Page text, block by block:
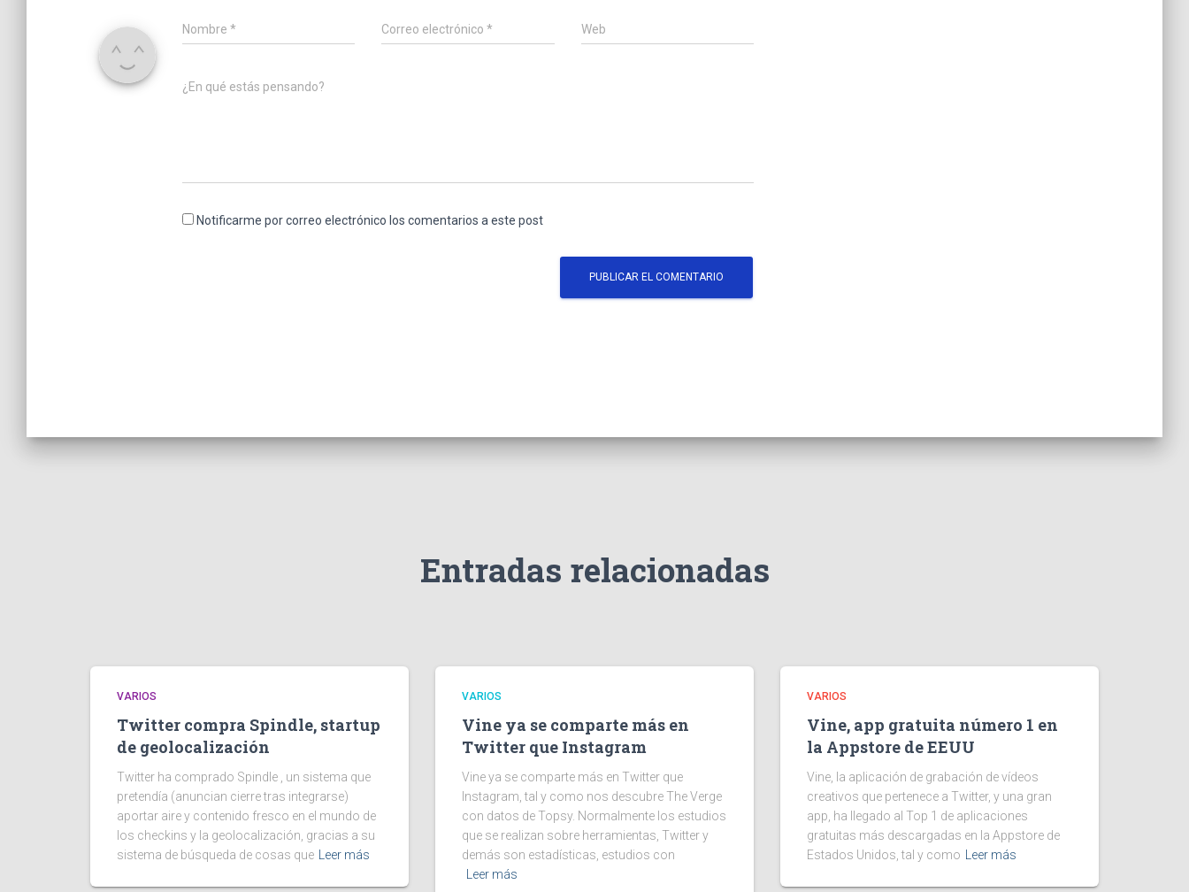
Nombre * Correo electrónico* Web
¿En qué estás pensando?
Notificarme por correo electrónico los comentarios a este post
Entradas relacionadas
VARIOS
Twitter compra Spindle, startup
de geolocalización
Twitter ha comprado Spindle , un sistema que
pretendía (anuncian cierre tras integrarse)
aportar aire y contenido fresco en el mundo de
los checkins y la geolocalización, gracias a su
sistema de búsqueda de cosas que
Leer más
VARIOS
Vine ya se comparte más en
Twitter que Instagram
Vine ya se comparte más en Twitter que
Instagram, tal y como nos descubre The Verge
con datos de Topsy. Normalmente los estudios
que se realizan sobre herramientas, Twitter y
demás son estadísticas, estudios con
Leer más
VARIOS
Vine, app gratuita número 1 en
la Appstore de EEUU
Vine, la aplicación de grabación de vídeos
creativos que pertenece a Twitter, y una gran
app, ha llegado al Top 1 de aplicaciones
gratuitas más descargadas en la Appstore de
Estados Unidos, tal y como
Leer más